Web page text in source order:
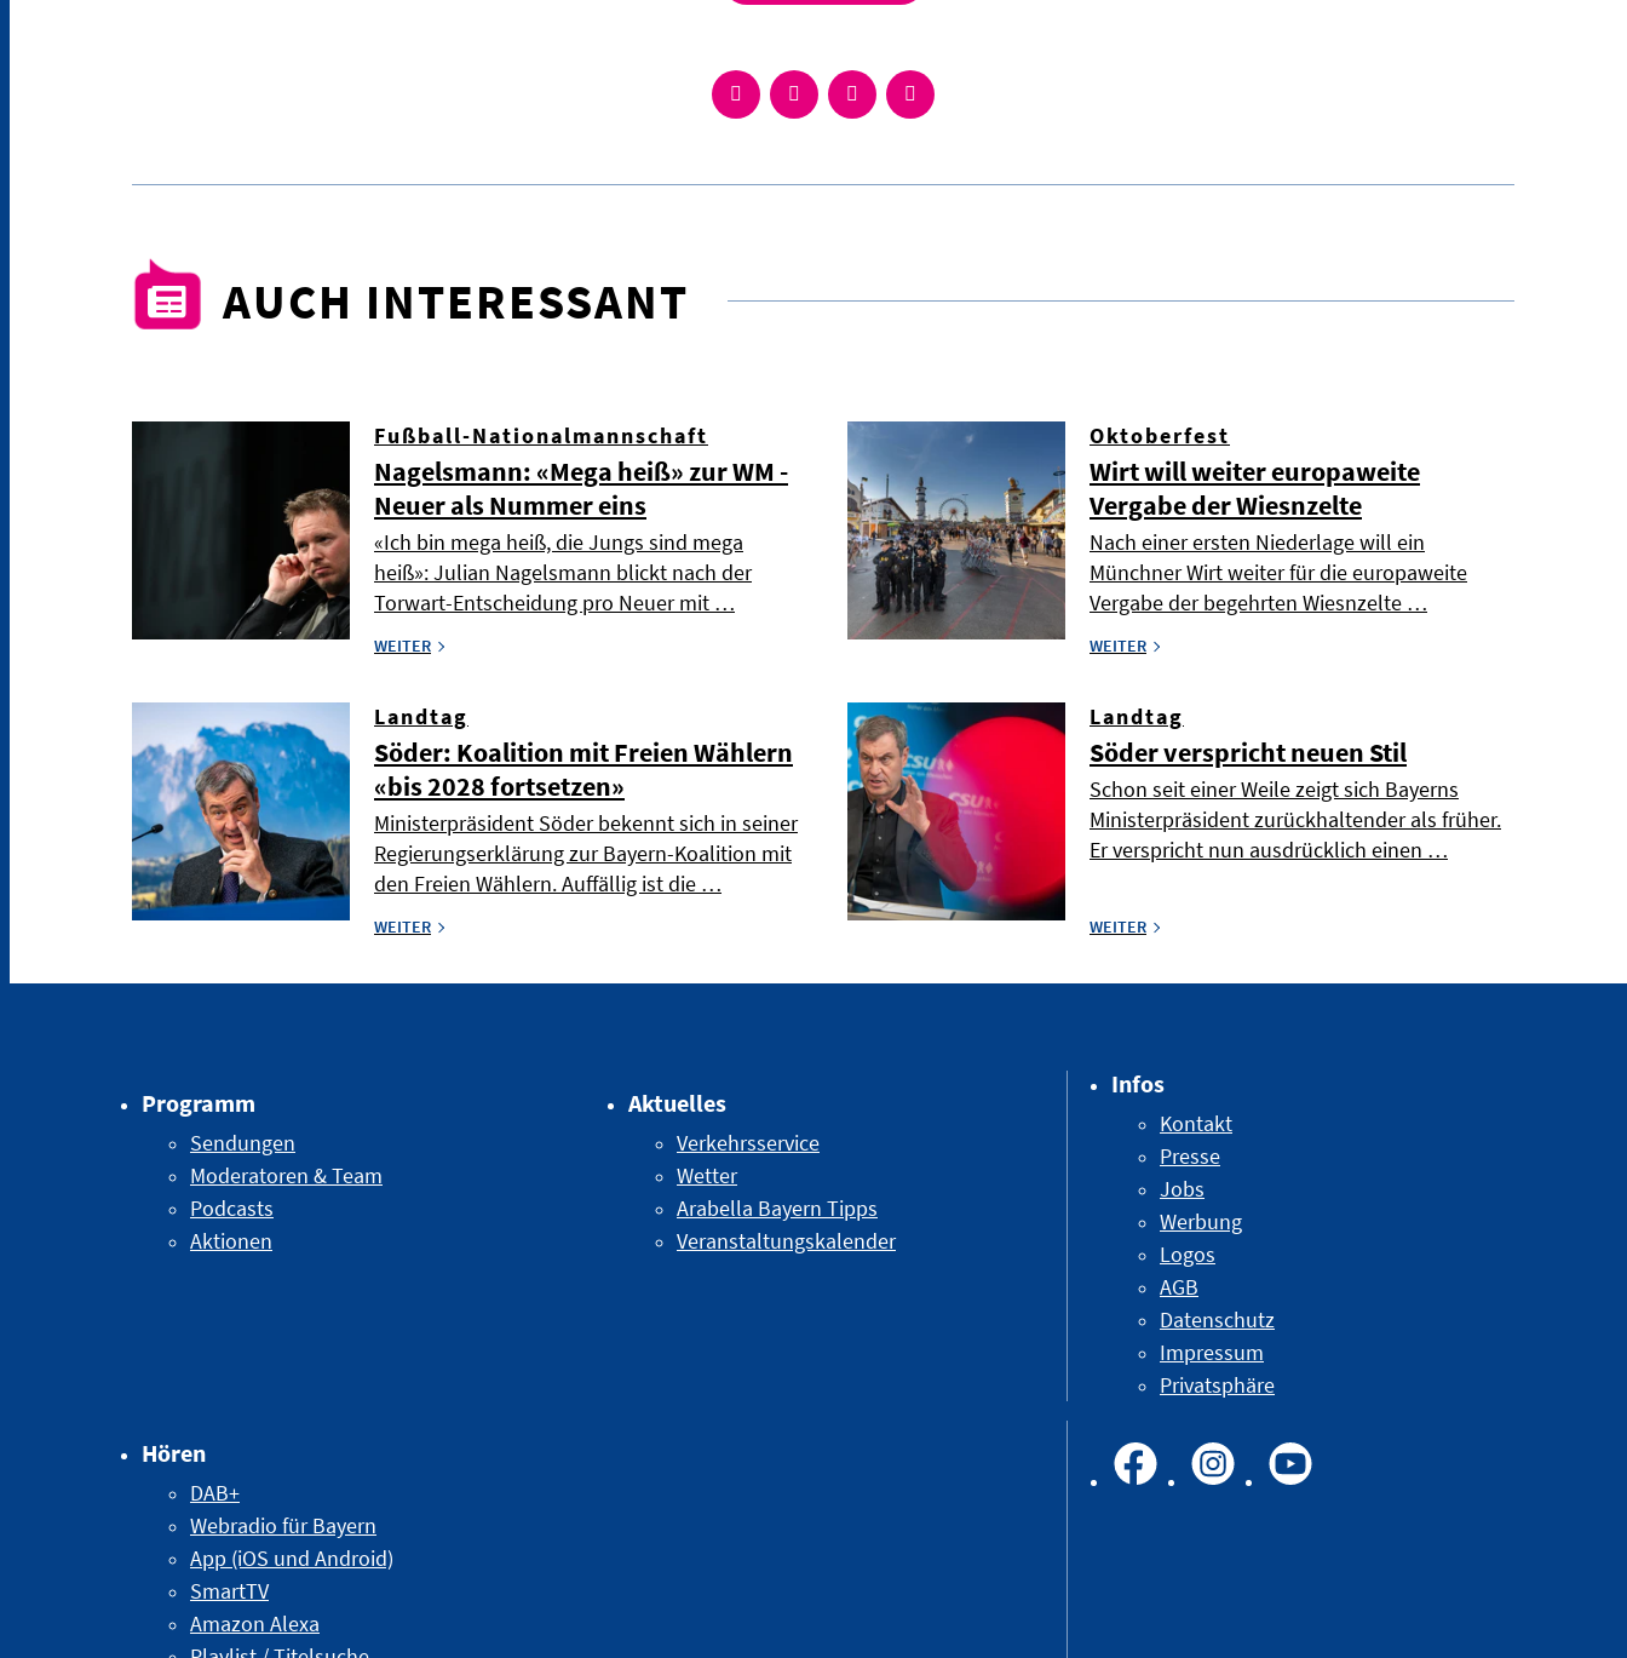
AUCH INTERESSANT
Fußball-Nationalmannschaft
Nagelsmann: «Mega heiß» zur WM -
Neuer als Nummer eins
«Ich bin mega heiß, die Jungs sind mega
heiß»: Julian Nagelsmann blickt nach der
Torwart-Entscheidung pro Neuer mit …
WEITER
Oktoberfest
Wirt will weiter europaweite
Vergabe der Wiesnzelte
Nach einer ersten Niederlage will ein
Münchner Wirt weiter für die europaweite
Vergabe der begehrten Wiesnzelte …
WEITER
Landtag
Söder: Koalition mit Freien Wählern
«bis 2028 fortsetzen»
Ministerpräsident Söder bekennt sich in seiner
Regierungserklärung zur Bayern-Koalition mit
den Freien Wählern. Auffällig ist die …
WEITER
Landtag
Söder verspricht neuen Stil
Schon seit einer Weile zeigt sich Bayerns
Ministerpräsident zurückhaltender als früher.
Er verspricht nun ausdrücklich einen …
WEITER
Programm
Sendungen
Moderatoren & Team
Podcasts
Aktionen
Aktuelles
Verkehrsservice
Wetter
Arabella Bayern Tipps
Veranstaltungskalender
Hören
DAB+
Webradio für Bayern
App (iOS und Android)
SmartTV
Amazon Alexa
Infos
Kontakt
Presse
Jobs
Werbung
Logos
AGB
Datenschutz
Impressum
Privatsphäre